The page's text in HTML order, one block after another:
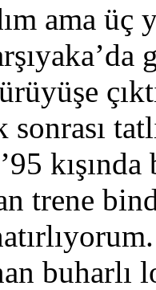
ama üç
sonrası
kışında
trene